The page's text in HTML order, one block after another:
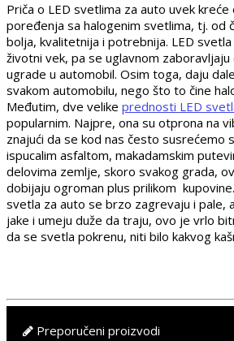
Priča o LED svetlima za auto uvek
poređenja sa halogenim svetlima, tj. od
bolja, kvalitetnija i potrebnija. LED
životni vek, pa se uglavnom zaboravljaju
ugrade u automobil. Osim toga, daju
svakom automobilu, nego što to čine
Međutim, dve velike prednosti LED
popularnim. Najpre, ona su otprona na
znajući da se kod nas često susrećemo
ispucalim asfaltom, makadamskim
delovima zemlje, skoro svakog grada,
dobijaju ogroman plus prilikom
svetla za auto se brzo zagrevaju i pale,
jake i umeju duže da traju, ovo je vrlo
da se svetla pokrenu, niti bilo kakvog
Preporučeni proizvodi